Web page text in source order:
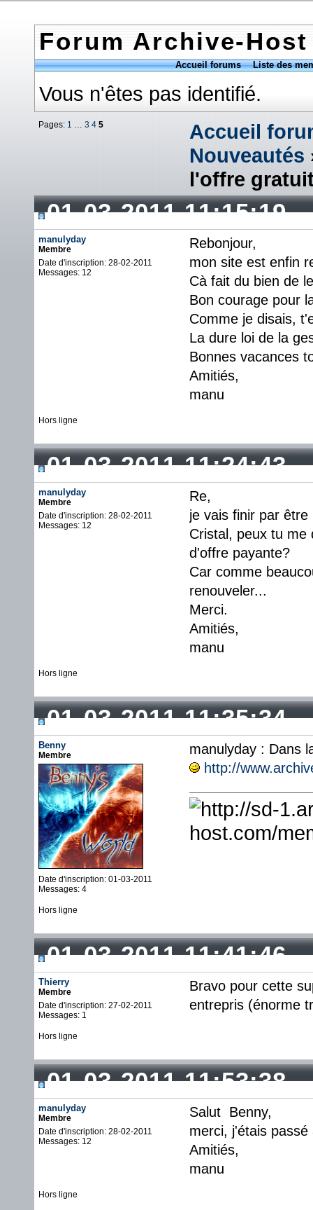
Forum Archive-Host
Accueil forums Liste des
Vous n'êtes pas identifié.
Pages: 1 … 3 4 5
Accueil
Nouveautés
l'offre
01-03-2011 11:15:19
manulyday
Membre
Date d'inscription: 28-02-2011
Messages: 12
Rebonjour,
mon site est enfin
Cà fait du bien de
Bon courage pour
Comme je disais,
La dure loi de la
Bonnes vacances
Amitiés,
manu
Hors ligne
01-03-2011 11:24:43
manulyday
Membre
Date d'inscription: 28-02-2011
Messages: 12
Re,
je vais finir par être
Cristal, peux tu me
d'offre payante?
Car comme
renouveler...
Merci.
Amitiés,
manu
Hors ligne
01-03-2011 11:35:34
Benny
Membre
Date d'inscription: 01-03-2011
Messages: 4
manulyday : Dans
http://
Hors ligne
01-03-2011 11:41:46
Thierry
Membre
Date d'inscription: 27-02-2011
Messages: 1
Bravo pour cette
entrepris (énorme
Hors ligne
01-03-2011 11:53:38
manulyday
Membre
Date d'inscription: 28-02-2011
Messages: 12
Salut Benny,
merci, j'étais
Amitiés,
manu
Hors ligne